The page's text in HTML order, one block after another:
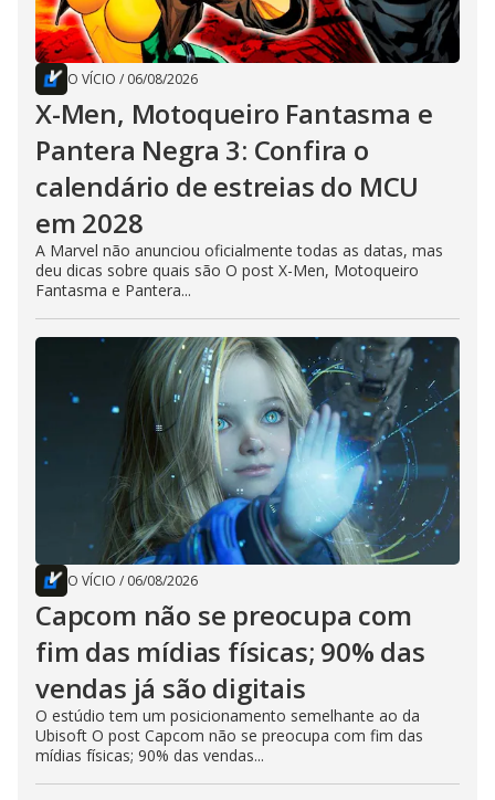
O VÍCIO / 06/08/2026
X-Men, Motoqueiro Fantasma e
Pantera Negra 3: Confira o
calendário de estreias do MCU
em 2028
A Marvel não anunciou oficialmente todas as datas, mas
deu dicas sobre quais são O post X-Men, Motoqueiro
Fantasma e Pantera...
O VÍCIO / 06/08/2026
Capcom não se preocupa com
fim das mídias físicas; 90% das
vendas já são digitais
O estúdio tem um posicionamento semelhante ao da
Ubisoft O post Capcom não se preocupa com fim das
mídias físicas; 90% das vendas...